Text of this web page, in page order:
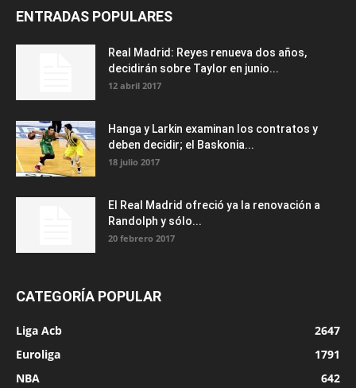
ENTRADAS POPULARES
Real Madrid: Reyes renueva dos años,
decidirán sobre Taylor en junio...
12 abril 2017
Hanga y Larkin examinan los contratos y
deben decidir; el Baskonia...
18 julio 2017
El Real Madrid ofreció ya la renovación a
Randolph y sólo...
20 febrero 2017
CATEGORÍA POPULAR
Liga Acb
2647
Euroliga
1791
NBA
642